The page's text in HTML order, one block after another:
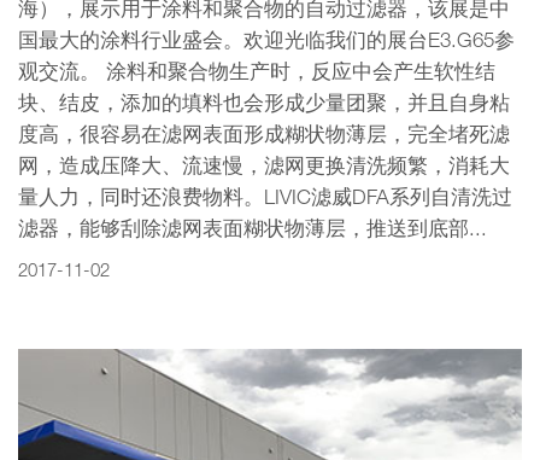
海），展示用于涂料和聚合物的自动过滤器，该展是中
国最大的涂料行业盛会。欢迎光临我们的展台E3.G65参
观交流。 涂料和聚合物生产时，反应中会产生软性结
块、结皮，添加的填料也会形成少量团聚，并且自身粘
度高，很容易在滤网表面形成糊状物薄层，完全堵死滤
网，造成压降大、流速慢，滤网更换清洗频繁，消耗大
量人力，同时还浪费物料。LIVIC滤威DFA系列自清洗过
滤器，能够刮除滤网表面糊状物薄层，推送到底部...
2017-11-02